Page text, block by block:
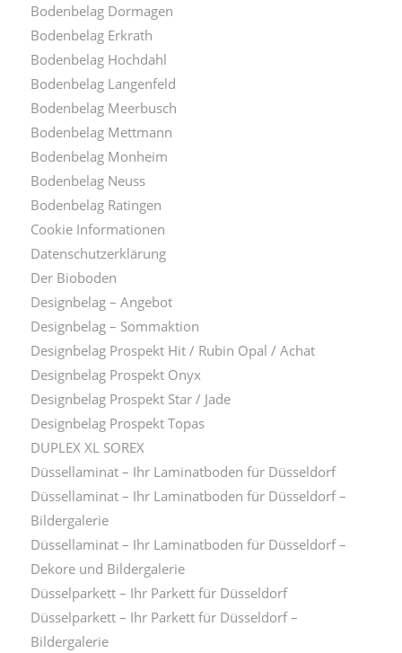
Bodenbelag Dormagen
Bodenbelag Erkrath
Bodenbelag Hochdahl
Bodenbelag Langenfeld
Bodenbelag Meerbusch
Bodenbelag Mettmann
Bodenbelag Monheim
Bodenbelag Neuss
Bodenbelag Ratingen
Cookie Informationen
Datenschutzerklärung
Der Bioboden
Designbelag – Angebot
Designbelag – Sommaktion
Designbelag Prospekt Hit / Rubin Opal / Achat
Designbelag Prospekt Onyx
Designbelag Prospekt Star / Jade
Designbelag Prospekt Topas
DUPLEX XL SOREX
Düssellaminat – Ihr Laminatboden für Düsseldorf
Düssellaminat – Ihr Laminatboden für Düsseldorf –
Bildergalerie
Düssellaminat – Ihr Laminatboden für Düsseldorf –
Dekore und Bildergalerie
Düsselparkett – Ihr Parkett für Düsseldorf
Düsselparkett – Ihr Parkett für Düsseldorf –
Bildergalerie